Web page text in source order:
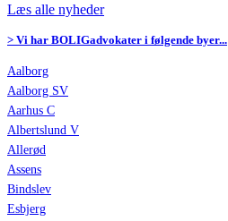
Læs alle nyheder
> Vi har BOLIGadvokater i følgende byer...
Aalborg
Aalborg SV
Aarhus C
Albertslund V
Allerød
Assens
Bindslev
Esbjerg